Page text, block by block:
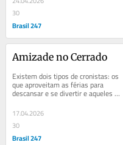
30
Brasil 247
Amizade no Cerrado
Existem dois tipos de cronistas: os
que aproveitam as férias para
descansar e se divertir e aqueles
que, mesmo tendo algo melhor para
fazer, ficam à...
17.04.2026
30
Brasil 247